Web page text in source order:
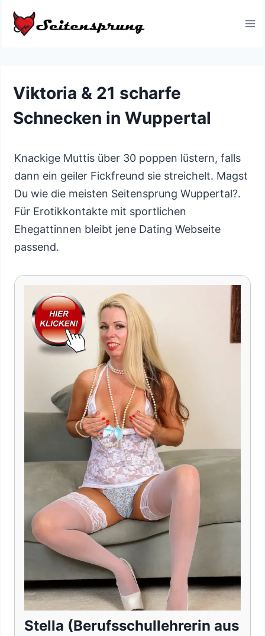
Inhalt
Viktoria & 21 scharfe
Schnecken in Wuppertal
Knackige Muttis über 30 poppen lüstern, falls
dann ein geiler Fickfreund sie streichelt. Magst
Du wie die meisten Seitensprung Wuppertal?.
Für Erotikkontakte mit sportlichen
Ehegattinnen bleibt jene Dating Webseite
passend.
Stella (Berufsschullehrerin aus